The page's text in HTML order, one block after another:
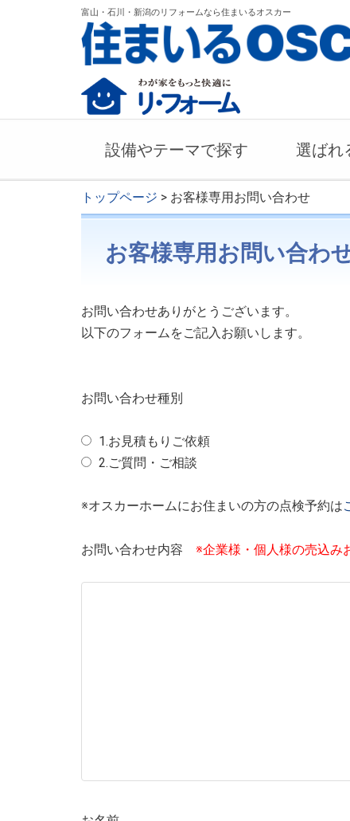
富山・石川・新潟のリフォームなら住まいるオスカー
設備やテーマで探す 選ばれ
トップページ > お客様専用お問い合わせ
お客様専用お問い合わ
お問い合わせありがとうございます。
以下のフォームをご記入お願いします。
お問い合わせ種別
1.お見積もりご依頼
2.ご質問・ご相談
※オスカーホームにお住まいの方の点検予約は
お問い合わせ内容 ※企業様・個人様の売込み